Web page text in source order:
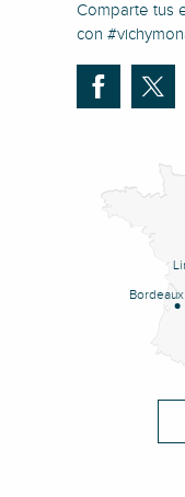
Comparte tus
con
Bordeaux